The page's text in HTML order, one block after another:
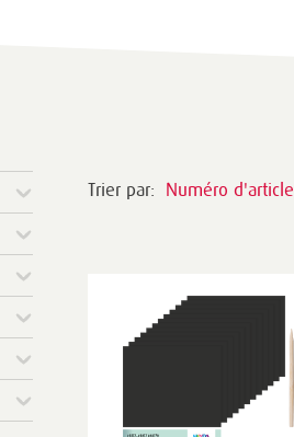
Trier par: Numéro d'article